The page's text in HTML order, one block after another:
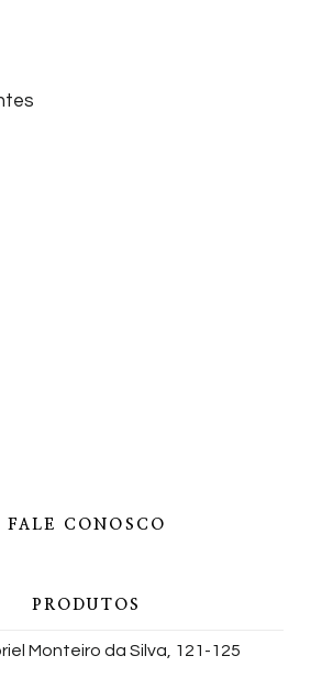
FALE CONOSCO
PRODUTOS
Monteiro da Silva, 121-125